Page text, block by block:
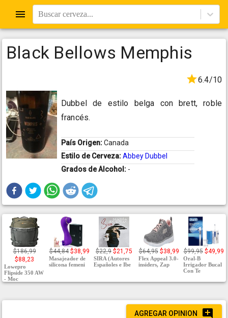
Buscar cerveza...
Black Bellows Memphis
6.4/10
Dubbel de estilo belga con brett, roble
francés.
País Origen:Canada
Estilo de Cerveza:Abbey Dubbel
Grados de Alcohol: -
$186,99
$88,23
Lowepro
Flipside 350 AW
- Moc
$44,84 $38,99
Masajeador de
silicona femeni
$22,9 $21,75
SIRA (Autores
Españoles e Ibe
$64,95 $38,99
Flex Appeal 3.0-
insiders, Zap
$99,95 $49,99
Oral-B
Irrigador Bucal
Con Te
AGREGAR OPINION